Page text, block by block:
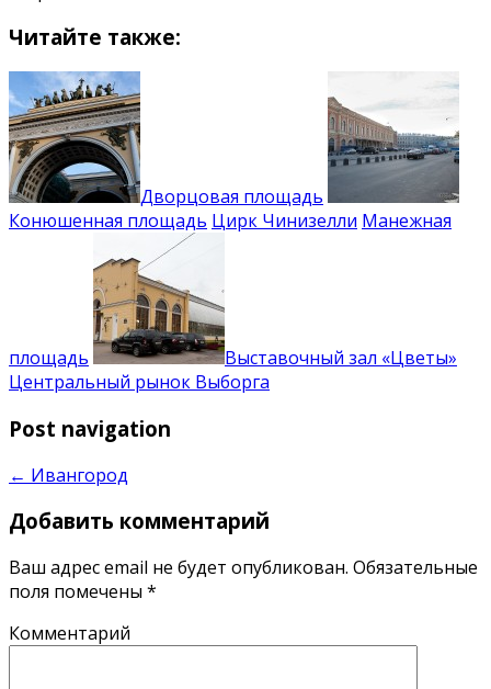
Читайте также:
Дворцовая площадь
Конюшенная площадь Цирк Чинизелли Манежная
площадь
Выставочный зал «Цветы»
Центральный рынок Выборга
Post navigation
← Ивангород
Добавить комментарий
Ваш адрес email не будет опубликован. Обязательные
поля помечены *
Комментарий